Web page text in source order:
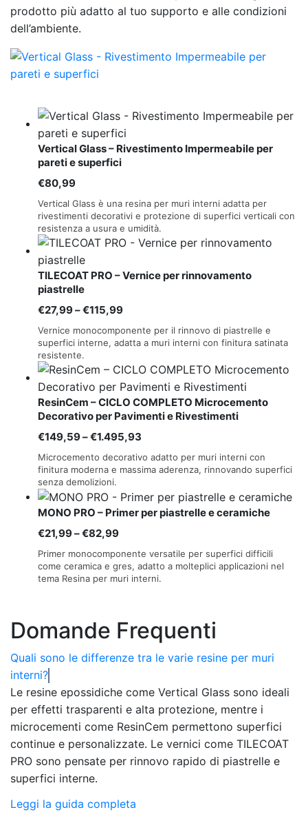
prodotto più adatto al tuo supporto e alle condizioni
dell’ambiente.
Vertical Glass – Rivestimento Impermeabile per
pareti e superfici
€80,99
Vertical Glass è una resina per muri interni adatta per
rivestimenti decorativi e protezione di superfici verticali con
resistenza a usura e umidità.
TILECOAT PRO – Vernice per rinnovamento
piastrelle
€27,99–€115,99Fascia
di
prezzo:
€27,99
a
€115,99
Vernice monocomponente per il rinnovo di piastrelle e
superfici interne, adatta a muri interni con finitura satinata
resistente.
ResinCem – CICLO COMPLETO Microcemento
Decorativo per Pavimenti e Rivestimenti
€149,59–€1.495,93
prezzo:
€149,59
a
Microcemento decorativo adatto per muri interni con
finitura moderna e massima aderenza, rinnovando superfici
senza demolizioni.
MONO PRO – Primer per piastrelle e ceramiche
€21,99–€82,99Fascia
di
prezzo:
da
€82,99
Primer monocomponente versatile per superfici difficili
come ceramica e gres, adatto a molteplici applicazioni nel
tema Resina per muri interni.
Domande Frequenti
Quali sono le differenze tra le varie resine per muri
interni?
Le resine epossidiche come Vertical Glass sono ideali
per effetti trasparenti e alta protezione, mentre i
microcementi come ResinCem permettono superfici
continue e personalizzate. Le vernici come TILECOAT
PRO sono pensate per rinnovo rapido di piastrelle e
superfici interne.
Leggi la guida completa